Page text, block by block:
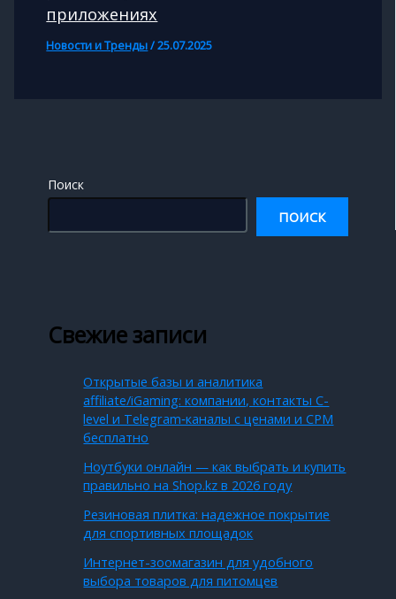
приложениях
Новости и Тренды/25.07.2025
Поиск
ПОИСК
Свежие записи
Открытые базы и аналитика
affiliate/iGaming: компании, контакты C-
level и Telegram‑каналы с ценами и CPM
бесплатно
Ноутбуки онлайн — как выбрать и купить
правильно на Shop.kz в 2026 году
Резиновая плитка: надежное покрытие
для спортивных площадок
Интернет-зоомагазин для удобного
выбора товаров для питомцев